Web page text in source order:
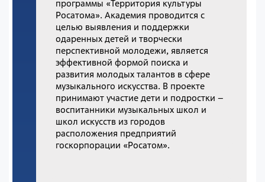
программы «Территория культуры
Росатома». Академия проводится с
целью выявления и поддержки
одаренных детей и творчески
перспективной молодежи, является
эффективной формой поиска и
развития молодых талантов в сфере
музыкального искусства. В проекте
принимают участие дети и подростки –
воспитанники музыкальных школ и
школ искусств из городов
расположения предприятий
госкорпорации «Росатом».